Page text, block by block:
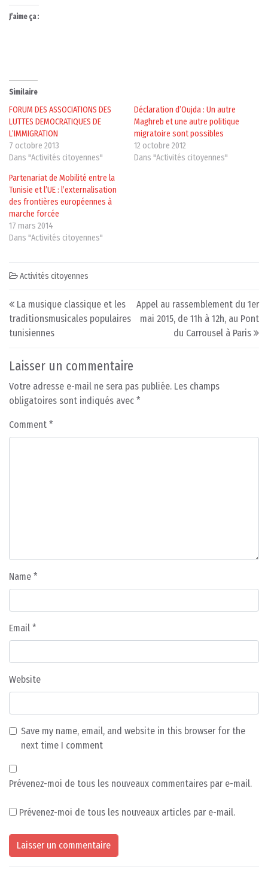
J’aime ça :
Similaire
FORUM DES ASSOCIATIONS DES
LUTTES DEMOCRATIQUES DE
L’IMMIGRATION
7 octobre 2013
Dans "Activités citoyennes"
Déclaration d’Oujda : Un autre
Maghreb et une autre politique
migratoire sont possibles
12 octobre 2012
Dans "Activités citoyennes"
Partenariat de Mobilité entre la
Tunisie et l’UE : l’externalisation
des frontières européennes à
marche forcée
17 mars 2014
Dans "Activités citoyennes"
Activités citoyennes
Post navigation
La musique classique et les
traditionsmusicales populaires
tunisiennes
Appel au rassemblement du 1er
mai 2015, de 11h à 12h, au Pont
du Carrousel à Paris
Laisser un commentaire
Votre adresse e-mail ne sera pas publiée. Les champs
obligatoires sont indiqués avec *
Comment *
Name *
Email *
Website
Save my name, email, and website in this browser for the
next time I comment
Prévenez-moi de tous les nouveaux commentaires par e-mail.
Prévenez-moi de tous les nouveaux articles par e-mail.